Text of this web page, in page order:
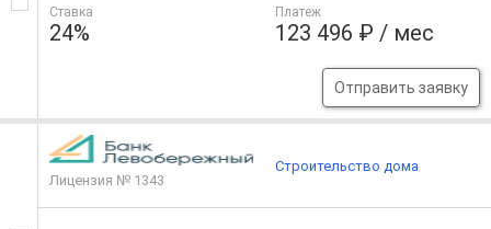
Ставка
24%
Платеж
123 496 ₽ / мес
Отправить заявку
Лицензия № 1343
Строительство дома